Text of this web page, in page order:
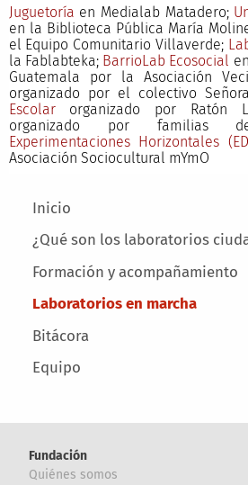
Main menu
Inicio
¿Qué son los laboratorios
Formación y acompañamiento
Laboratorios en marcha
Bitácora
Equipo
Juguetoría en Medialab Matadero;
en la Biblioteca Pública María
el Equipo Comunitario Villaverde;
la Fablabteka; BarrioLab Ecosocial
Guatemala por la Asociación
organizado por el colectivo
Escolarorganizado por Ratón
organizado por familias
Experimentaciones Horizontales
Asociación Sociocultural mYmO
Fundación
Quiénes somos